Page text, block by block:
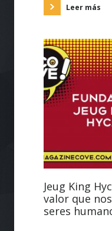
Leer más
Jeug King
valor que
seres